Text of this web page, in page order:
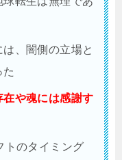
、闇側の立場と
た
在や魂には感謝す
トのタイミング